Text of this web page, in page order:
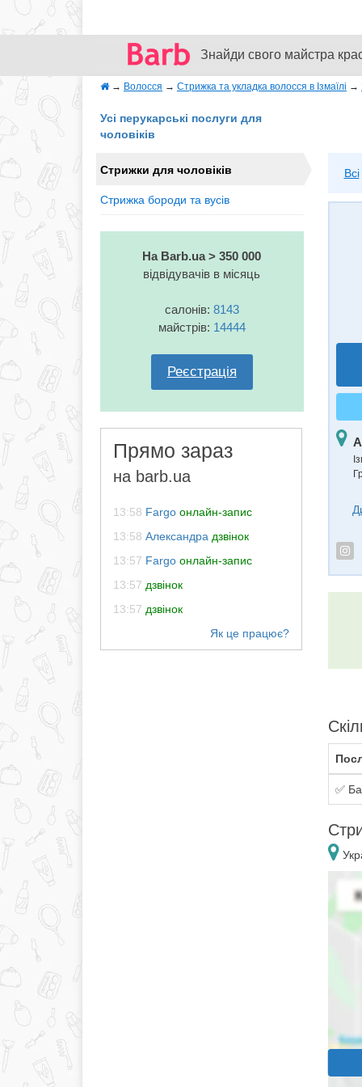
Знайди свого майстра
→ Волосся → Стрижка та укладка волосся в Ізмаїлі →
Всі
Усі перукарські послуги для
чоловіків
Стрижки для чоловіків
Стрижка бороди та вусів
На Barb.ua > 350 000
відвідувачів в місяць
салонів: 8143
майстрів: 14444
Реєстрація
Прямо зараз
на barb.ua
13:58 Fargo онлайн-запис
13:58 Александра дзвінок
13:57 Fargo онлайн-запис
13:57 дзвінок
13:57 дзвінок
✅